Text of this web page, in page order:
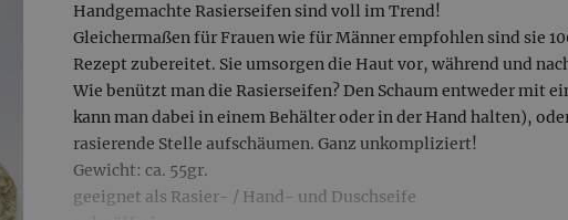
Handgemachte Rasierseifen sind voll im Trend!
Gleichermaßen für Frauen wie für Männer empfohlen sind sie
Rezept zubereitet. Sie umsorgen die Haut vor, während und
Wie benützt man die Rasierseifen? Den Schaum entweder mit
kann man dabei in einem Behälter oder in der Hand halten),
rasierende Stelle aufschäumen. Ganz unkompliziert!
Gewicht: ca. 55gr.
geeignet als Rasier- / Hand- und Duschseife